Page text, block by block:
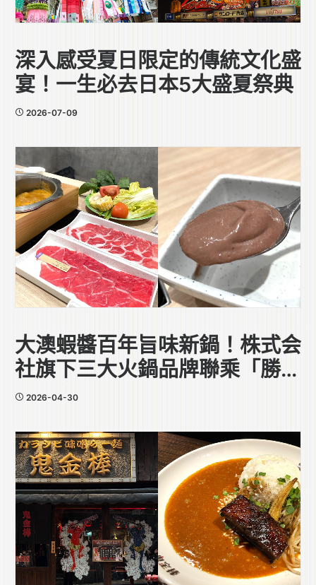
深入感受夏日限定的傳統文化盛
宴！一生必去日本5大盛夏祭典
2026-07-09
大澳蝦醬百年旨味新鍋！株式会
社旗下三大火鍋品牌聯乘「勝利
香蝦廠」
2026-04-30